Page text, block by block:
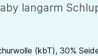
langarm
(kbT), 30%